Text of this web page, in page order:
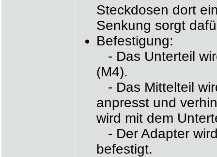
Steckdosen dort
Senkung sorgt
Befestigung:
- Das Unterteil
(M4).
- Das Mittelteil
anpresst und
wird mit dem
- Der Adapter
befestigt.